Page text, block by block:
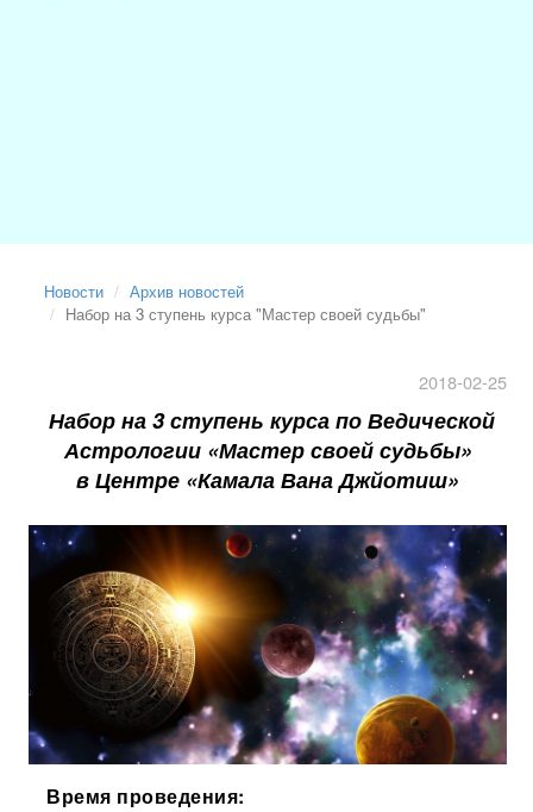
Новости
Архив новостей
Набор на 3 ступень курса "Мастер своей судьбы"
2018-02-25
Набор на 3 ступень курса по Ведической
Астрологии «Мастер своей судьбы»
в Центре «Камала ВанаДжйотиш»
Время проведения: